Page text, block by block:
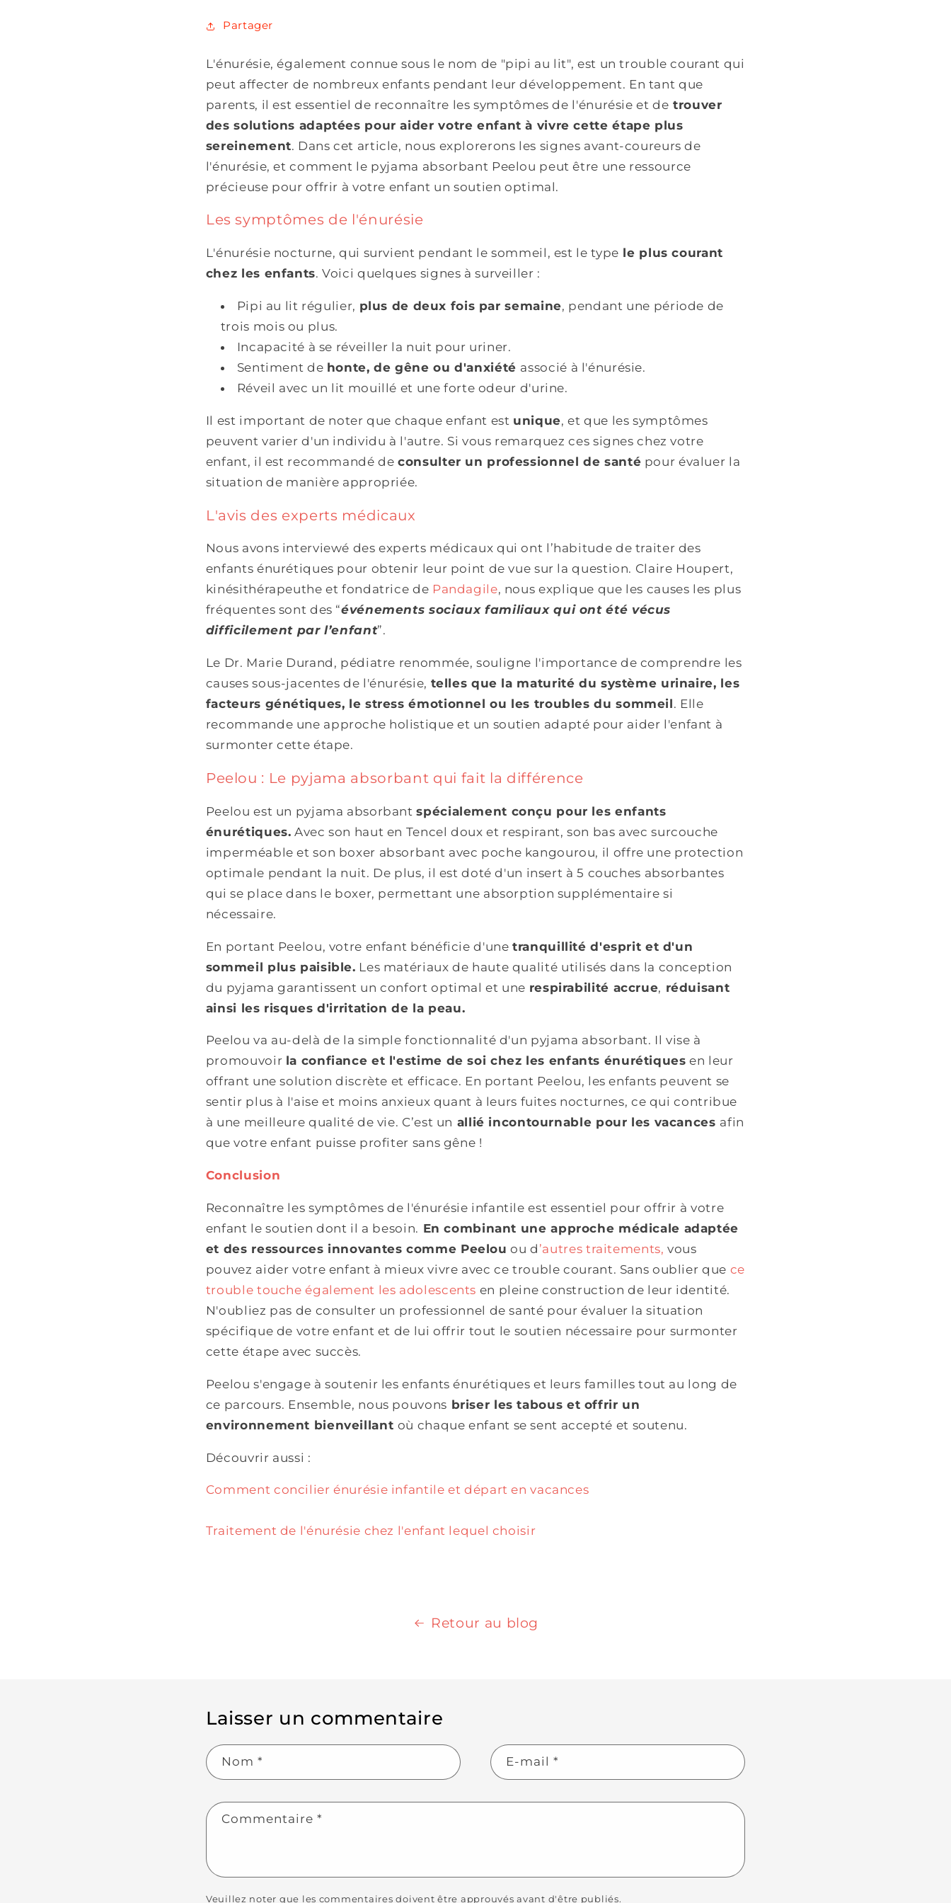
Partager
L'énurésie, également connue sous le nom de "pipi au lit", est un trouble courant qui
peut affecter de nombreux enfants pendant leur développement. En tant que
parents, il est essentiel de reconnaître les symptômes de l'énurésie et de trouver
des solutions adaptées pour aider votre enfant à vivre cette étape plus
sereinement. Dans cet article, nous explorerons les signes avant-coureurs de
l'énurésie, et comment le pyjama absorbant Peelou peut être une ressource
précieuse pour offrir à votre enfant un soutien optimal.
Les symptômes de l'énurésie
L'énurésie nocturne, qui survient pendant le sommeil, est le type le plus courant
chez les enfants. Voici quelques signes à surveiller :
Pipi au lit régulier, plus de deux fois par semaine, pendant une période de
trois mois ou plus.
Incapacité à se réveiller la nuit pour uriner.
Sentiment de honte, de gêne ou d'anxiété associé à l'énurésie.
Réveil avec un lit mouillé et une forte odeur d'urine.
Il est important de noter que chaque enfant est unique, et que les symptômes
peuvent varier d'un individu à l'autre. Si vous remarquez ces signes chez votre
enfant, il est recommandé deconsulter un professionnel de santé pour évaluer la
situation de manière appropriée.
L'avis des experts médicaux
Nous avons interviewé des experts médicaux qui ont l’habitude de traiter des
enfants énurétiques pour obtenir leur point de vue sur la question. Claire Houpert,
kinésithérapeuthe et fondatrice de Pandagile, nous explique que les causes les plus
fréquentes sont des “événements sociaux familiaux qui ont été vécus
difficilement par l’enfant”.
Le Dr. Marie Durand, pédiatre renommée, souligne l'importance de comprendre les
causes sous-jacentes de l'énurésie, telles que la maturité du système urinaire, les
facteurs génétiques, le stress émotionnel ou les troubles du sommeil. Elle
recommande une approche holistique et un soutien adapté pour aider l'enfant à
surmonter cette étape.
Peelou : Le pyjama absorbant qui fait la différence
Peelou est un pyjama absorbantspécialement conçu pour les enfants
énurétiques. Avec son haut en Tencel doux et respirant, son bas avec surcouche
imperméable et son boxer absorbant avec poche kangourou, il offre une protection
optimale pendant la nuit. De plus, il est doté d'un insert à 5 couches absorbantes
qui se place dans le boxer, permettant une absorption supplémentaire si
nécessaire.
En portant Peelou, votre enfant bénéficie d'unetranquillité d'esprit et d'un
sommeil plus paisible. Les matériaux de haute qualité utilisés dans la conception
du pyjama garantissent un confort optimal et une respirabilité accrue, réduisant
ainsi les risques d'irritation de la peau.
Peelou va au-delà de la simple fonctionnalité d'un pyjama absorbant. Il vise à
promouvoir la confiance et l'estime de soi chez les enfants énurétiques en leur
offrant une solution discrète et efficace. En portant Peelou, les enfants peuvent se
sentir plus à l'aise et moins anxieux quant à leurs fuites nocturnes, ce qui contribue
à une meilleure qualité de vie. C’est un allié incontournable pour les vacances afin
que votre enfant puisse profiter sans gêne !
Conclusion
Reconnaître les symptômes de l'énurésie infantile est essentiel pour offrir à votre
enfant le soutien dont il a besoin. En combinant une approche médicale adaptée
et des ressources innovantes comme Peelou ou d ’autres traitements, vous
pouvez aider votre enfant à mieux vivre avec ce trouble courant. Sans oublier que ce
trouble touche également les adolescents en pleine construction de leur identité.
N'oubliez pas de consulter un professionnel de santé pour évaluer la situation
spécifique de votre enfant et de lui offrir tout le soutien nécessaire pour surmonter
cette étape avec succès.
Peelou s'engage à soutenir les enfants énurétiques et leurs familles tout au long de
ce parcours. Ensemble, nous pouvons briser les tabous et offrir un
environnement bienveillant où chaque enfant se sent accepté et soutenu.
Découvrir aussi :
Comment concilier énurésie infantile et départ en vacances
Traitement de l'énurésie chez l'enfant lequel choisir
Retour au blog
Laisser un commentaire
Nom* E-mail*
Commentaire*
Veuillez noter que les commentaires doivent être approuvés avant d'être publiés.